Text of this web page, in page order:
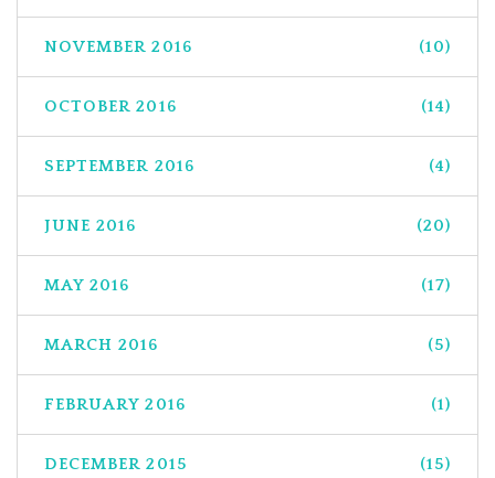
NOVEMBER 2016 (10)
OCTOBER 2016 (14)
SEPTEMBER 2016 (4)
JUNE 2016 (20)
MAY 2016 (17)
MARCH 2016 (5)
FEBRUARY 2016 (1)
DECEMBER 2015 (15)